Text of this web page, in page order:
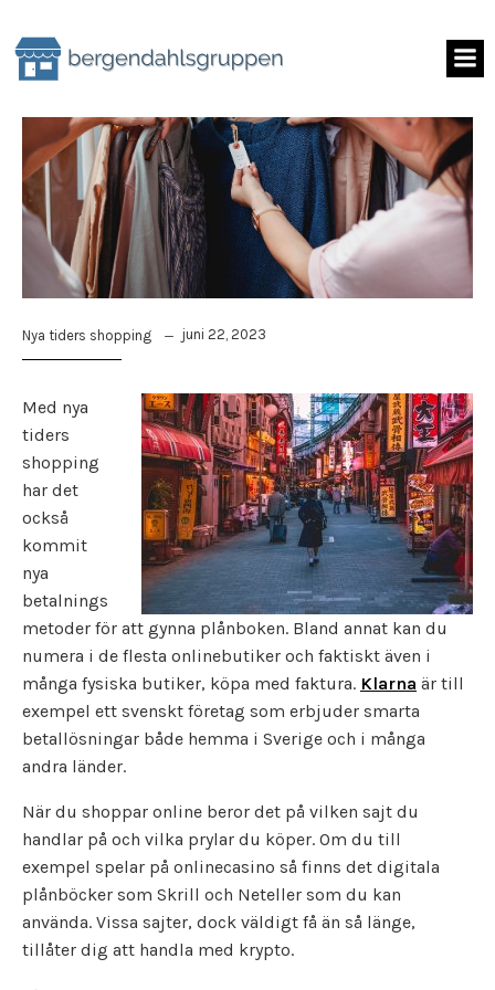
content
Nya tiders shopping juni 22, 2023
Med nya
tiders
shopping
har det
också
kommit
nya
betalnings
metoder för att gynna plånboken. Bland annat kan du
numera i de flesta onlinebutiker och faktiskt även i
många fysiska butiker, köpa med faktura. Klarna är till
exempel ett svenskt företag som erbjuder smarta
betallösningar både hemma i Sverige och i många
andra länder.
När du shoppar online beror det på vilken sajt du
handlar på och vilka prylar du köper. Om du till
exempel spelar på onlinecasino så finns det digitala
plånböcker som Skrill och Neteller som du kan
använda. Vissa sajter, dock väldigt få än så länge,
tillåter dig att handla med krypto.